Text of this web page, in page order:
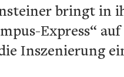
bringt
Express“
Inszenierung